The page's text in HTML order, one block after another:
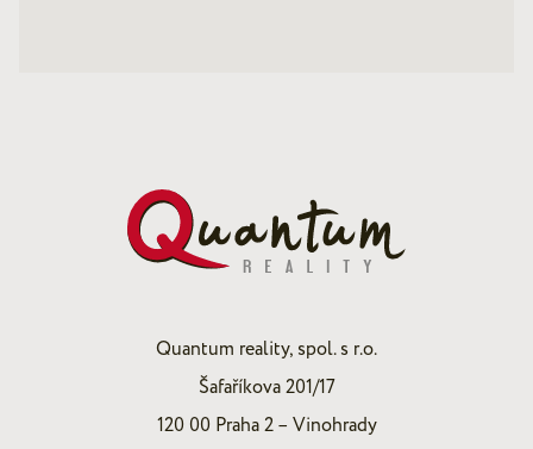
Quantum reality, spol. s r.o.
Šafaříkova 201/17
120 00 Praha 2 – Vinohrady